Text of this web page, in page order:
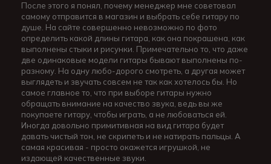
После этого я понял, почему менеджер мне советовал
самому отправится в магазин и выбрать себе гитару по
душе. На сайте совершенно невозможно по фото
определить какой длины гитара, как она покрашена, как
выполнены стыки и рисунки. Примечательно то, что даже
две одинаковые модели гитары бывают выполнены по-
разному. На одну любо-дорого смотреть, а другая может
выглядеть и звучать совсем не так как хотелось бы. Но
самое главное то, что при выборе гитары нужно
обращать внимание на качество звука, ведь вы же
покупаете гитару, чтобы играть, а не любоваться ей.
Иногда довольно примитивная на вид гитара будет
давать чистый тон, не скрипеть и не натирать пальцы. А
самая красивая - просто окажется игрушкой, не
издающей качественные звуки.